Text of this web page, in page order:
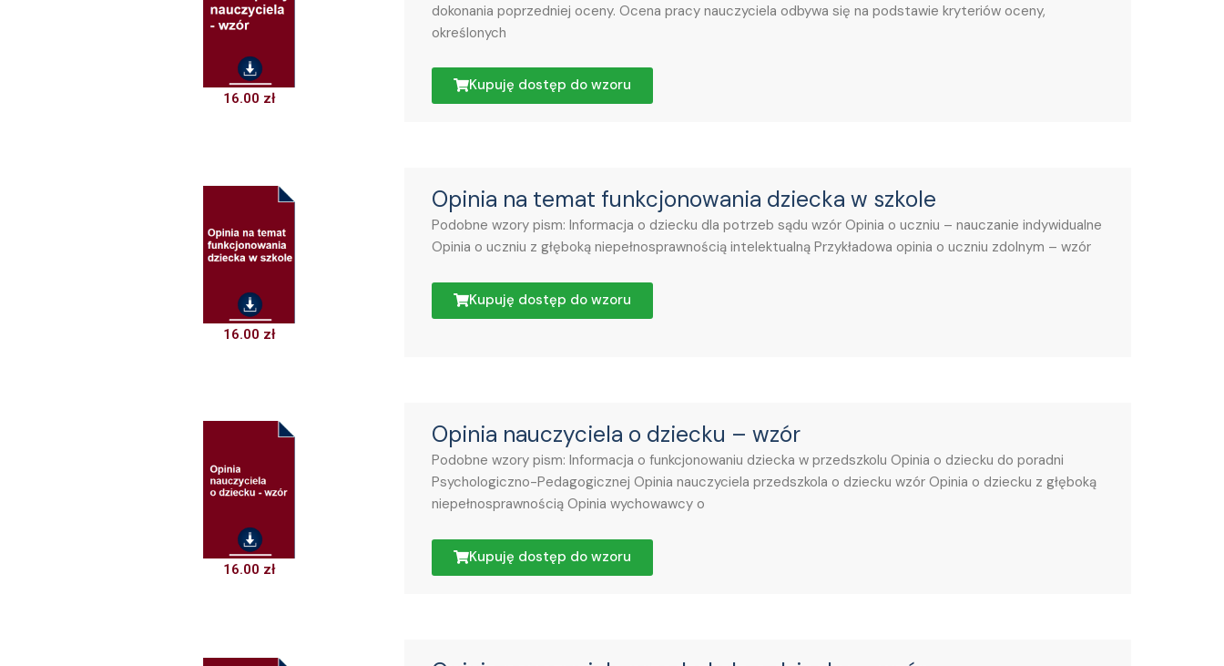
16.00 zł
dokonania poprzedniej oceny. Ocena pracy nauczyciela odbywa się na podstawie kryteriów oceny,
określonych
Kupuję dostęp do wzoru
16.00 zł
Opinia na temat funkcjonowania dziecka w szkole
Podobne wzory pism: Informacja o dziecku dla potrzeb sądu wzór Opinia o uczniu – nauczanie indywidualne
Opinia o uczniu z głęboką niepełnosprawnością intelektualną Przykładowa opinia o uczniu zdolnym – wzór
Kupuję dostęp do wzoru
16.00 zł
Opinia nauczyciela o dziecku – wzór
Podobne wzory pism: Informacja o funkcjonowaniu dziecka w przedszkolu Opinia o dziecku do poradni
Psychologiczno-Pedagogicznej Opinia nauczyciela przedszkola o dziecku wzór Opinia o dziecku z głęboką
niepełnosprawnością Opinia wychowawcy o
Kupuję dostęp do wzoru